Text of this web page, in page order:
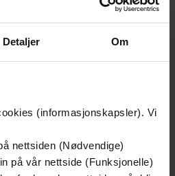
Detaljer Om
(informasjonskapsler). Vi
nettsiden (Nødvendige)
på vår nettside (Funksjonelle)
EBOK
Premium